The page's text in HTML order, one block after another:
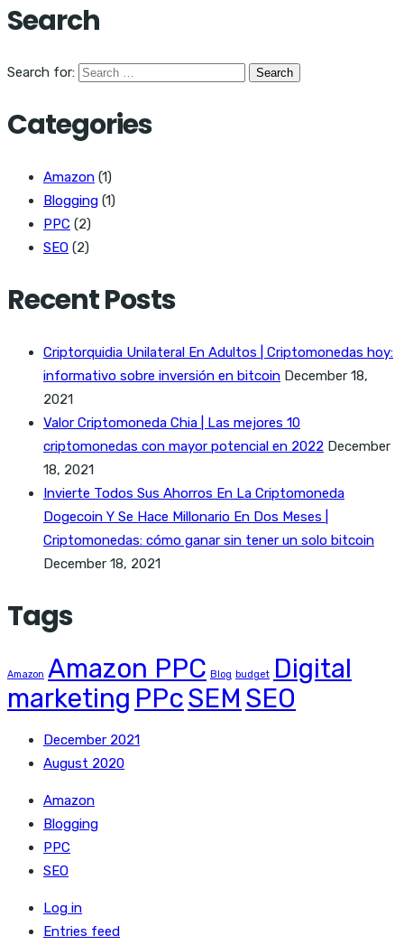
Search
Search for:
Categories
Amazon (1)
Blogging (1)
PPC (2)
SEO (2)
Recent Posts
Criptorquidia Unilateral En Adultos | Criptomonedas hoy:
informativo sobre inversión en bitcoin December 18,
2021
Valor Criptomoneda Chia | Las mejores 10
criptomonedas con mayor potencial en 2022 December
18, 2021
Invierte Todos Sus Ahorros En La Criptomoneda
Dogecoin Y Se Hace Millonario En Dos Meses |
Criptomonedas: cómo ganar sin tener un solo bitcoin
December 18, 2021
Tags
Amazon Amazon PPC Blog budget Digital
marketing PPcSEM SEO
December 2021
August 2020
Amazon
Blogging
PPC
SEO
Log in
Entries feed